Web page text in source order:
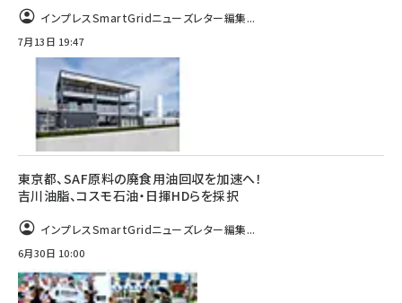
インプレスSmartGridニューズレター編集...
7月13日 19:47
東京都、SAF原料の廃食用油回収を加速へ！
吉川油脂、コスモ石油・日揮HDらを採択
インプレスSmartGridニューズレター編集...
6月30日 10:00